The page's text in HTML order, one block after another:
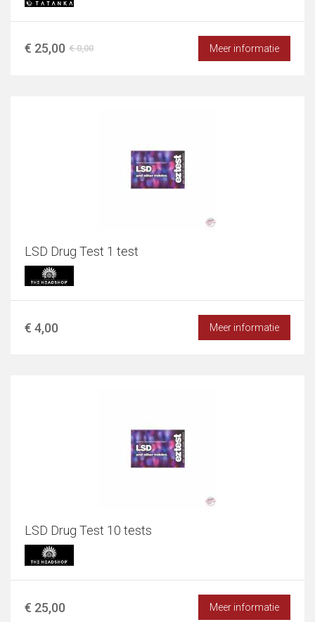
€ 25,00 € 0,00 Meer informatie
LSD Drug Test 1 test
€ 4,00 Meer informatie
LSD Drug Test 10 tests
€ 25,00 Meer informatie